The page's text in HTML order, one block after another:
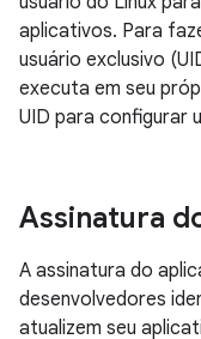
aplicativos. Para
usuário exclusivo
executa em seu
UID para configurar
Assinatura
A assinatura do
desenvolvedores
atualizem seu